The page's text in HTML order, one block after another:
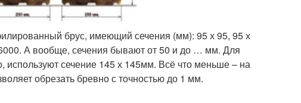
брус, имеющий сечения (мм): 95 х 95, 95 х
А вообще, сечения бывают от 50 и до … мм. Для
используют сечение 145 х 145мм. Всё что меньше – на
обрезать бревно с точностью до 1 мм.